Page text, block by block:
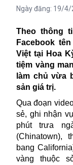
Ngày đăng: 19/4/
Theo thông
Facebook
Việt tại Hoa
tiệm vàng
làm chủ vừa
sản giá trị.
Qua đoạn
sẻ, ghi nhận
phút trưa
(Chinatown),
bang California
vàng thuộc